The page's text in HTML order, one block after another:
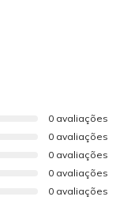
0 avaliações
0 avaliações
0 avaliações
0 avaliações
0 avaliações